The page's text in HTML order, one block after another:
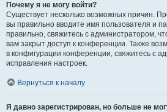
Почему я не могу войти?
Существует несколько возможных причин.
вы правильно вводите имя пользователя и
правильно, свяжитесь с администратором,
вам закрыт доступ к конференции. Также
в конфигурации конференции, свяжитесь с
исправления настроек.
Вернуться к началу
Я давно зарегистрирован, но больше не